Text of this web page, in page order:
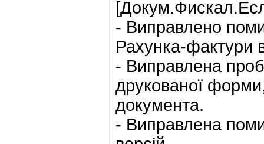
- Виправлено
Рахунка-фактури
- Виправлена
друкованої
документа.
- Виправлена